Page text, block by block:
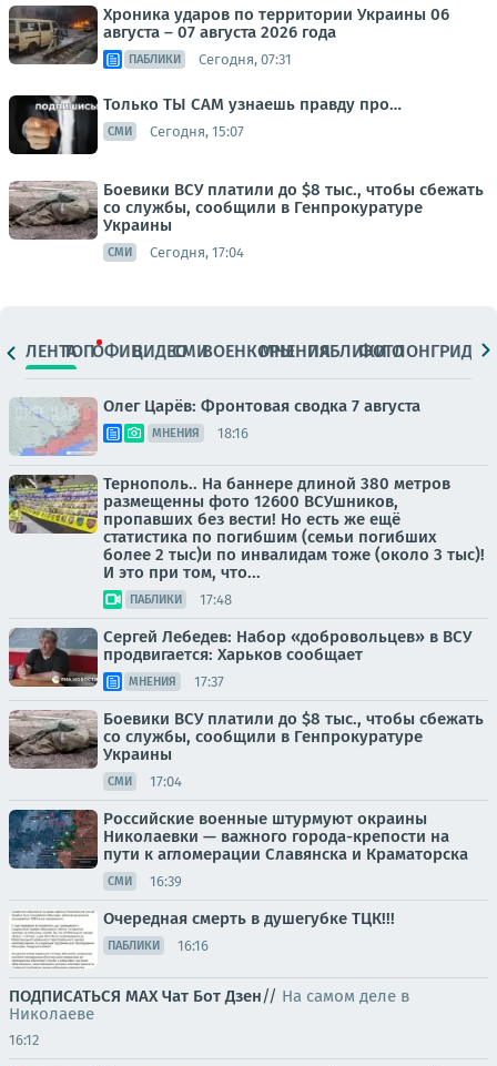
Хроника ударов по территории Украины 06
августа – 07 августа 2026 года
ПАБЛИКИ Сегодня, 07:31
Только ТЫ САМ узнаешь правду про…
СМИ Сегодня, 15:07
Боевики ВСУ платили до $8 тыс., чтобы сбежать
со службы, сообщили в Генпрокуратуре
Украины
СМИ Сегодня, 17:04
ЛЕНТАТОПОФИЦ.ВИДЕОСМИВОЕНКОРЫМНЕНИЯПАБЛИКИ
ФОТОЛОНГРИДЫ
Олег Царёв: Фронтовая сводка 7 августа
МНЕНИЯ 18:16
Тернополь.. На баннере длиной 380 метров
размещенны фото 12600 ВСУшников,
пропавших без вести! Но есть же ещё
статистика по погибшим (семьи погибших
более 2 тыс)и по инвалидам тоже (около 3 тыс)!
И это при том, что...
ПАБЛИКИ 17:48
Сергей Лебедев: Набор «добровольцев» в ВСУ
продвигается: Харьков сообщает
МНЕНИЯ 17:37
Боевики ВСУ платили до $8 тыс., чтобы сбежать
со службы, сообщили в Генпрокуратуре
Украины
СМИ 17:04
Российские военные штурмуют окраины
Николаевки — важного города-крепости на
пути к агломерации Славянска и Краматорска
СМИ 16:39
Очередная смерть в душегубке ТЦК!!!
ПАБЛИКИ 16:16
ПОДПИСАТЬСЯ МАХ Чат Бот Дзен// На самом деле в
Николаеве
16:12